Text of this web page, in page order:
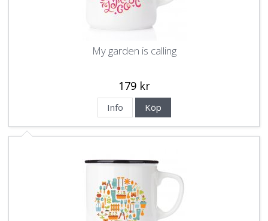
My garden is calling
179 kr
Info Köp